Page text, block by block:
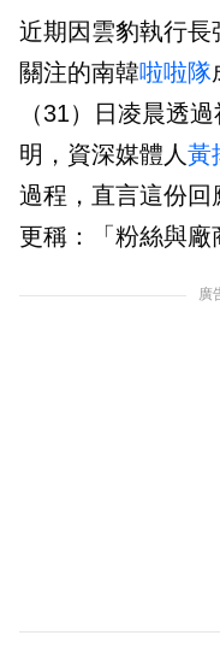
近期因雲豹執行長
關注的南韓啦啦隊
（31）日凌晨透
明，資深媒體人黃
過程，直言這份回
更稱：「粉絲與廠
廣